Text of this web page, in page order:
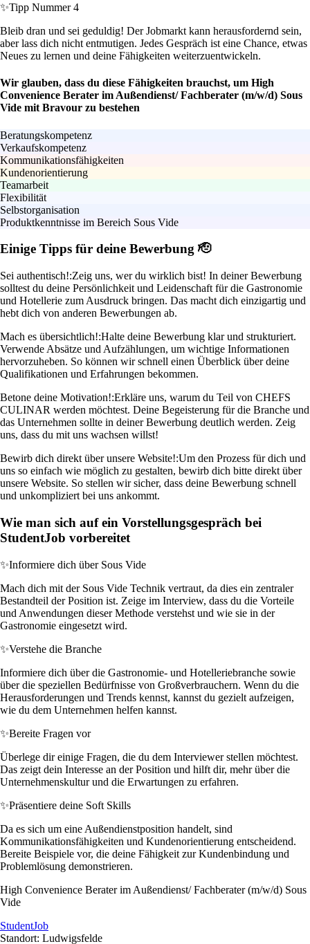
✨Tipp Nummer 4
Bleib dran und sei geduldig! Der Jobmarkt kann herausfordernd sein,
aber lass dich nicht entmutigen. Jedes Gespräch ist eine Chance, etwas
Neues zu lernen und deine Fähigkeiten weiterzuentwickeln.
Wir glauben, dass du diese Fähigkeiten brauchst, um High
Convenience Berater im Außendienst/ Fachberater (m/w/d) Sous
Vide mit Bravour zu bestehen
Beratungskompetenz
Verkaufskompetenz
Kommunikationsfähigkeiten
Kundenorientierung
Teamarbeit
Flexibilität
Selbstorganisation
Produktkenntnisse im Bereich Sous Vide
Einige Tipps für deine Bewerbung 🫡
Sei authentisch!:Zeig uns, wer du wirklich bist! In deiner Bewerbung
solltest du deine Persönlichkeit und Leidenschaft für die Gastronomie
und Hotellerie zum Ausdruck bringen. Das macht dich einzigartig und
hebt dich von anderen Bewerbungen ab.
Mach es übersichtlich!:Halte deine Bewerbung klar und strukturiert.
Verwende Absätze und Aufzählungen, um wichtige Informationen
hervorzuheben. So können wir schnell einen Überblick über deine
Qualifikationen und Erfahrungen bekommen.
Betone deine Motivation!:Erkläre uns, warum du Teil von CHEFS
CULINAR werden möchtest. Deine Begeisterung für die Branche und
das Unternehmen sollte in deiner Bewerbung deutlich werden. Zeig
uns, dass du mit uns wachsen willst!
Bewirb dich direkt über unsere Website!:Um den Prozess für dich und
uns so einfach wie möglich zu gestalten, bewirb dich bitte direkt über
unsere Website. So stellen wir sicher, dass deine Bewerbung schnell
und unkompliziert bei uns ankommt.
Wie man sich auf ein Vorstellungsgespräch bei
StudentJob vorbereitet
✨Informiere dich über Sous Vide
Mach dich mit der Sous Vide Technik vertraut, da dies ein zentraler
Bestandteil der Position ist. Zeige im Interview, dass du die Vorteile
und Anwendungen dieser Methode verstehst und wie sie in der
Gastronomie eingesetzt wird.
✨Verstehe die Branche
Informiere dich über die Gastronomie- und Hotelleriebranche sowie
über die speziellen Bedürfnisse von Großverbrauchern. Wenn du die
Herausforderungen und Trends kennst, kannst du gezielt aufzeigen,
wie du dem Unternehmen helfen kannst.
✨Bereite Fragen vor
Überlege dir einige Fragen, die du dem Interviewer stellen möchtest.
Das zeigt dein Interesse an der Position und hilft dir, mehr über die
Unternehmenskultur und die Erwartungen zu erfahren.
✨Präsentiere deine Soft Skills
Da es sich um eine Außendienstposition handelt, sind
Kommunikationsfähigkeiten und Kundenorientierung entscheidend.
Bereite Beispiele vor, die deine Fähigkeit zur Kundenbindung und
Problemlösung demonstrieren.
High Convenience Berater im Außendienst/ Fachberater (m/w/d) Sous
Vide
StudentJob
Standort: Ludwigsfelde